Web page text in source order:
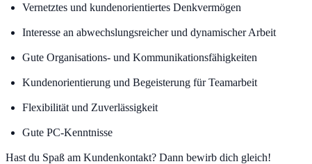
Vernetztes und kundenorientiertes Denkvermögen
Interesse an abwechslungsreicher und dynamischer Arbeit
Gute Organisations- und Kommunikationsfähigkeiten
Kundenorientierung und Begeisterung für Teamarbeit
Flexibilität und Zuverlässigkeit
Gute PC-Kenntnisse
Hast du Spaß am Kundenkontakt? Dann bewirb dich gleich!